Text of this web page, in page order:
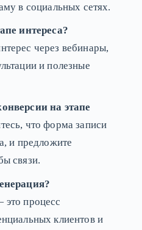
в социальных сетях.
интереса?
через вебинары,
и полезные
на этапе
что форма записи
и предложите
связи.
процесс
клиентов и